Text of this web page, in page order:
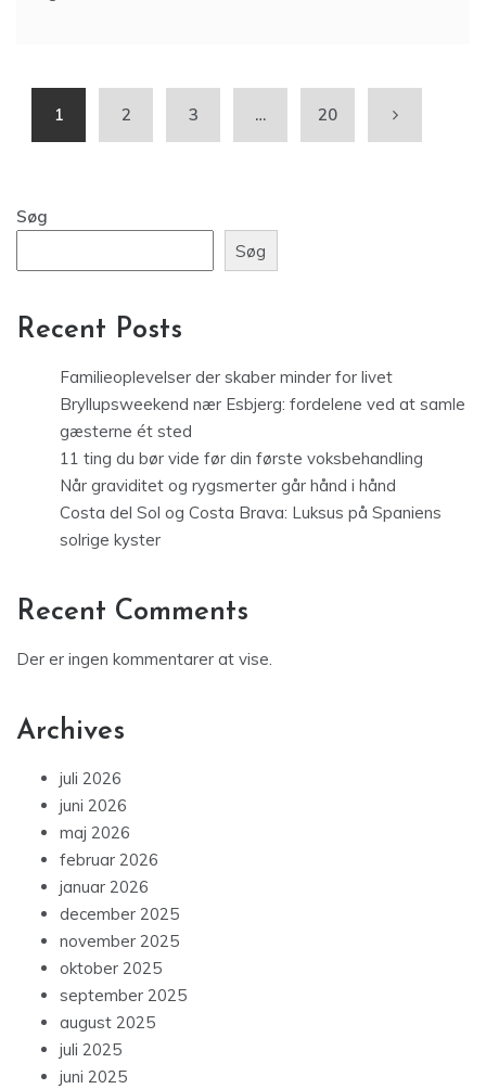
1 2 3 … 20
Søg
Søg
Recent Posts
Familieoplevelser der skaber minder for livet
Bryllupsweekend nær Esbjerg: fordelene ved at samle
gæsterne ét sted
11 ting du bør vide før din første voksbehandling
Når graviditet og rygsmerter går hånd i hånd
Costa del Sol og Costa Brava: Luksus på Spaniens
solrige kyster
Recent Comments
Der er ingen kommentarer at vise.
Archives
juli 2026
juni 2026
maj 2026
februar 2026
januar 2026
december 2025
november 2025
oktober 2025
september 2025
august 2025
juli 2025
juni 2025